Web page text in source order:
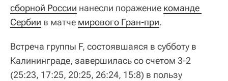
сборной России нанесли поражение команде
Сербии в матче мирового Гран-при.
Встреча группы F, состоявшаяся в субботу в
Калининграде, завершилась со счетом 3-2
(25:23, 17:25, 20:25, 26:24, 15:8) в пользу